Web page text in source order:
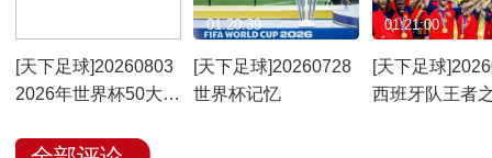
[天下足球]20260803
2026年世界杯50大名
[天下足球]20260728
世界杯记忆
01:20:39
[天下足球
西班牙队王者
01:21:00